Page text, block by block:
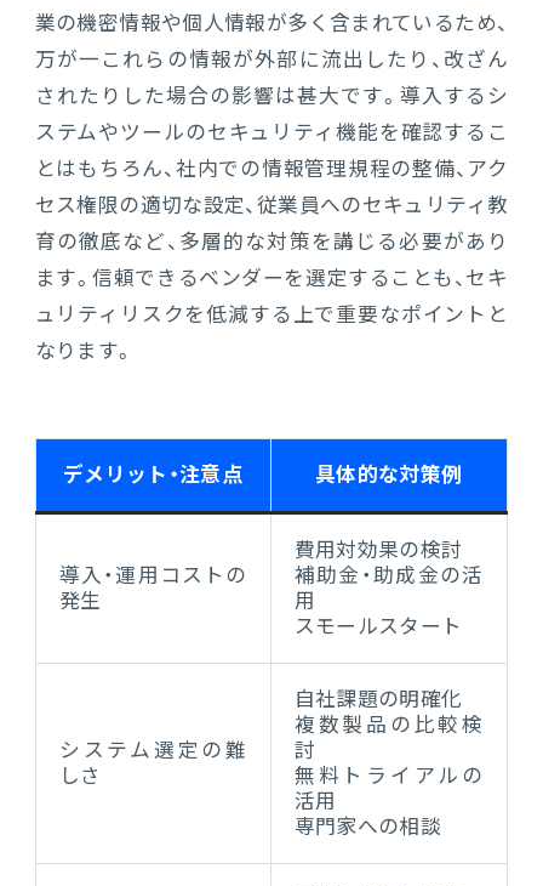
業の機密情報や個人情報が多く含まれているため、
万が一これらの情報が外部に流出したり、改ざん
されたりした場合の影響は甚大です。導入するシ
ステムやツールのセキュリティ機能を確認するこ
とはもちろん、社内での情報管理規程の整備、アク
セス権限の適切な設定、従業員へのセキュリティ教
育の徹底など、多層的な対策を講じる必要があり
ます。信頼できるベンダーを選定することも、セキ
ュリティリスクを低減する上で重要なポイントと
なります。
デメリット・注意点 具体的な対策例
導入・運用コストの
発生
費用対効果の検討
補助金・助成金の活
用
スモールスタート
システム選定の難
しさ
自社課題の明確化
複数製品の比較検
討
無料トライアルの
活用
専門家への相談